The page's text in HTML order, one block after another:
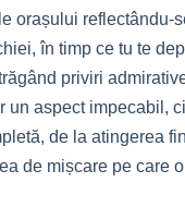
orașului reflectându-
în timp ce tu te
priviri
un aspect impecabil,
de la atingerea
de mișcare pe care